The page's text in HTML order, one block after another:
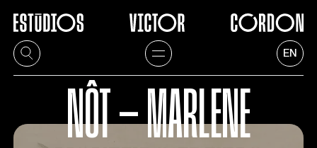
EN
NÔT — MARLENE